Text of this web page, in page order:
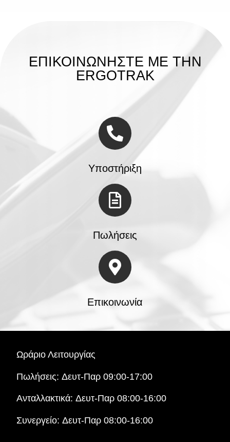
ΕΠΙΚΟΙΝΩΝΗΣΤΕ ΜΕ ΤΗΝ
ERGOTRAK
Υποστήριξη
Πωλήσεις
Επικοινωνία
Ωράριο Λειτουργίας
Πωλήσεις:Δευτ-Παρ 09:00-17:00
Ανταλλακτικά:Δευτ-Παρ 08:00-16:00
Συνεργείο:Δευτ-Παρ 08:00-16:00